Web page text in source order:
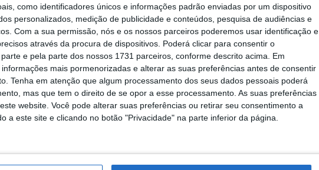
como identificadores únicos e informações padrão enviadas por um dispositivo
personalizados, medição de publicidade e conteúdos, pesquisa de audiências e
Com a sua permissão, nós e os nossos parceiros poderemos usar identificação e
através da procura de dispositivos. Poderá clicar para consentir o
e pela parte dos nossos 1731 parceiros, conforme descrito acima. Em
mais pormenorizadas e alterar as suas preferências antes de consentir
Tenha em atenção que algum processamento dos seus dados pessoais poderá
mas que tem o direito de se opor a esse processamento. As suas preferências
website. Você pode alterar suas preferências ou retirar seu consentimento a
a este site e clicando no botão "Privacidade" na parte inferior da página.
que este Dakar estava a ser muito duro. Foi a
O que a tornou tão dura?
muito duro. São muitos dias, muitos
série de fatores que o tornam demasiado
na primeira semana, tinham 380